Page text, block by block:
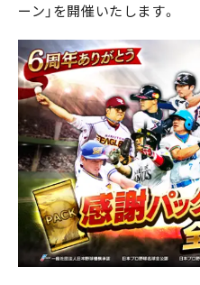
ーン」を開催いたします。